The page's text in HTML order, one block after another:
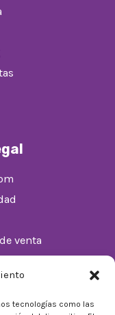
tecnologías como las
venta